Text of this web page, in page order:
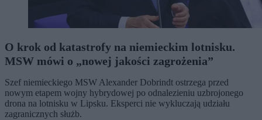
O krok od katastrofy na niemieckim lotnisku.
MSW mówi o „nowej jakości zagrożenia”
Szef niemieckiego MSW Alexander Dobrindt ostrzega przed
nowym etapem wojny hybrydowej po odnalezieniu uzbrojonego
drona na lotnisku w Lipsku. Eksperci nie wykluczają udziału
zagranicznych służb.